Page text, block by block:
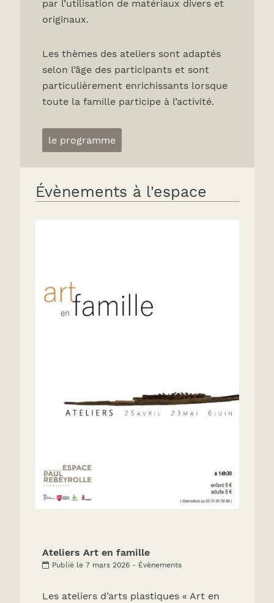
par l’utilisation de matériaux divers et
originaux.
Les thèmes des ateliers sont adaptés
selon l’âge des participants et sont
particulièrement enrichissants lorsque
toute la famille participe à l’activité.
le programme
Évènements à l'espace
Ateliers Art en famille
Publié le 7 mars 2026 - Évènements
Les ateliers d’arts plastiques « Art en